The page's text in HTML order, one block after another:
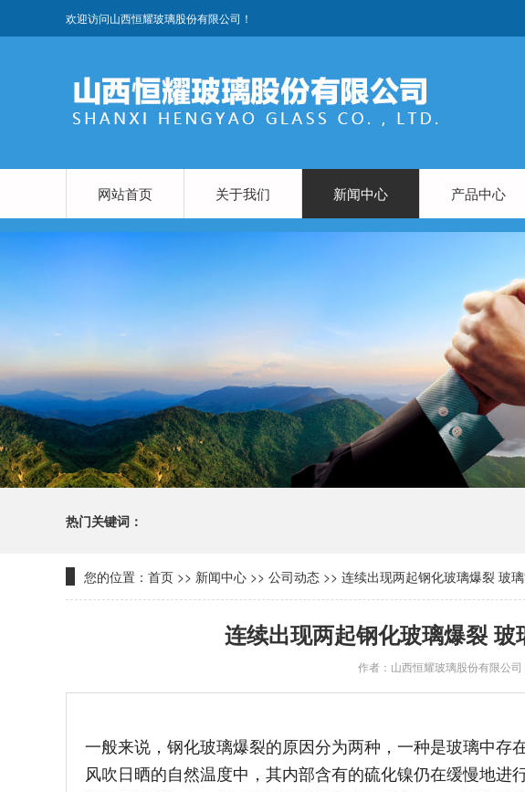
欢迎访问山西恒耀玻璃股份有限公司！
网站首页 关于我们 新闻中心 产品中心
热门关键词：
您的位置： 首页 >> 新闻中心 >> 公司动态 >> 连续出现两起钢化玻璃爆裂 玻
连续出现两起钢化玻璃爆裂 玻
作者：山西恒耀玻璃股份有限公司
一般来说，钢化玻璃爆裂的原因分为两种，一种是玻璃中存
风吹日晒的自然温度中，其内部含有的硫化镍仍在缓慢地进